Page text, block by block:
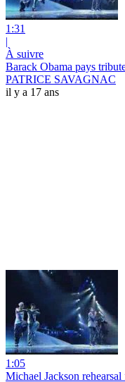
1:31
|
À suivre
Barack Obama pays
PATRICE SAVAGNAC
il y a 17 ans
1:05
Michael Jackson